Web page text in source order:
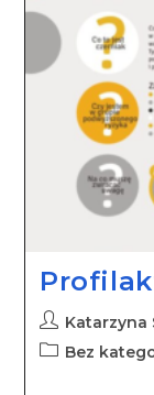
Katarzyna
Bez